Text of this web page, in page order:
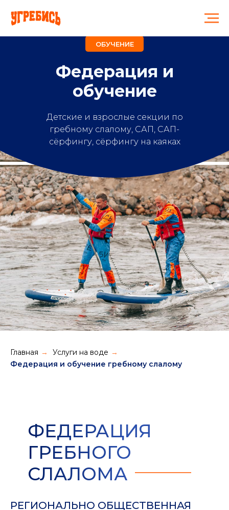
ОБУЧЕНИЕ
Федерация и
обучение
Детские и взрослые секции по
гребному слалому, САП, САП-
сёрфингу, cёрфингу на каяках
Главная → Услуги на воде →
Федерация и обучение гребному слалому
ФЕДЕРАЦИЯ
ГРЕБНОГО
СЛАЛОМА
РЕГИОНАЛЬНО ОБЩЕСТВЕННАЯ